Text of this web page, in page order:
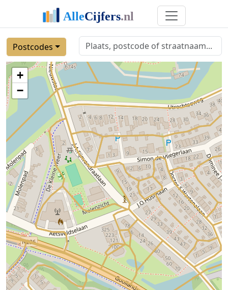
Postcodes
+
−